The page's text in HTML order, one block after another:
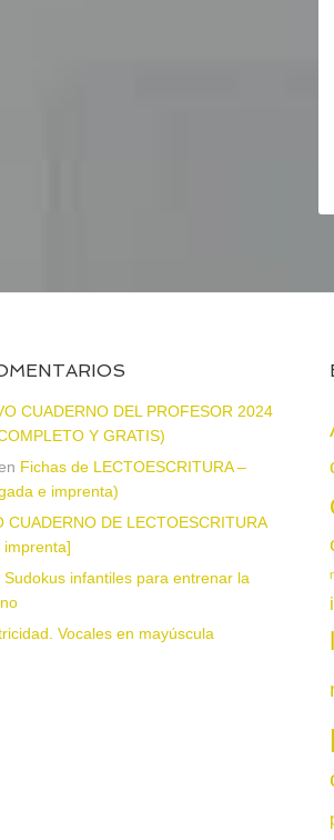
CUADERNO DEL PROFESOR 2024
Y GRATIS)
Fichas de LECTOESCRITURA –
e imprenta)
CUADERNO DE LECTOESCRITURA
imprenta]
Sudokus infantiles para entrenar la
Vocales en mayúscula